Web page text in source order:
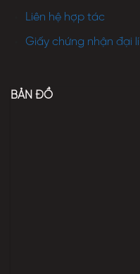
Liên hệ hợp tác
Giấy chứng nhận đại lí
BẢN ĐỒ